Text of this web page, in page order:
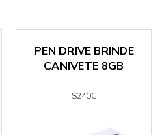
PEN DRIVE BRINDE
CANIVETE 8GB
S240C